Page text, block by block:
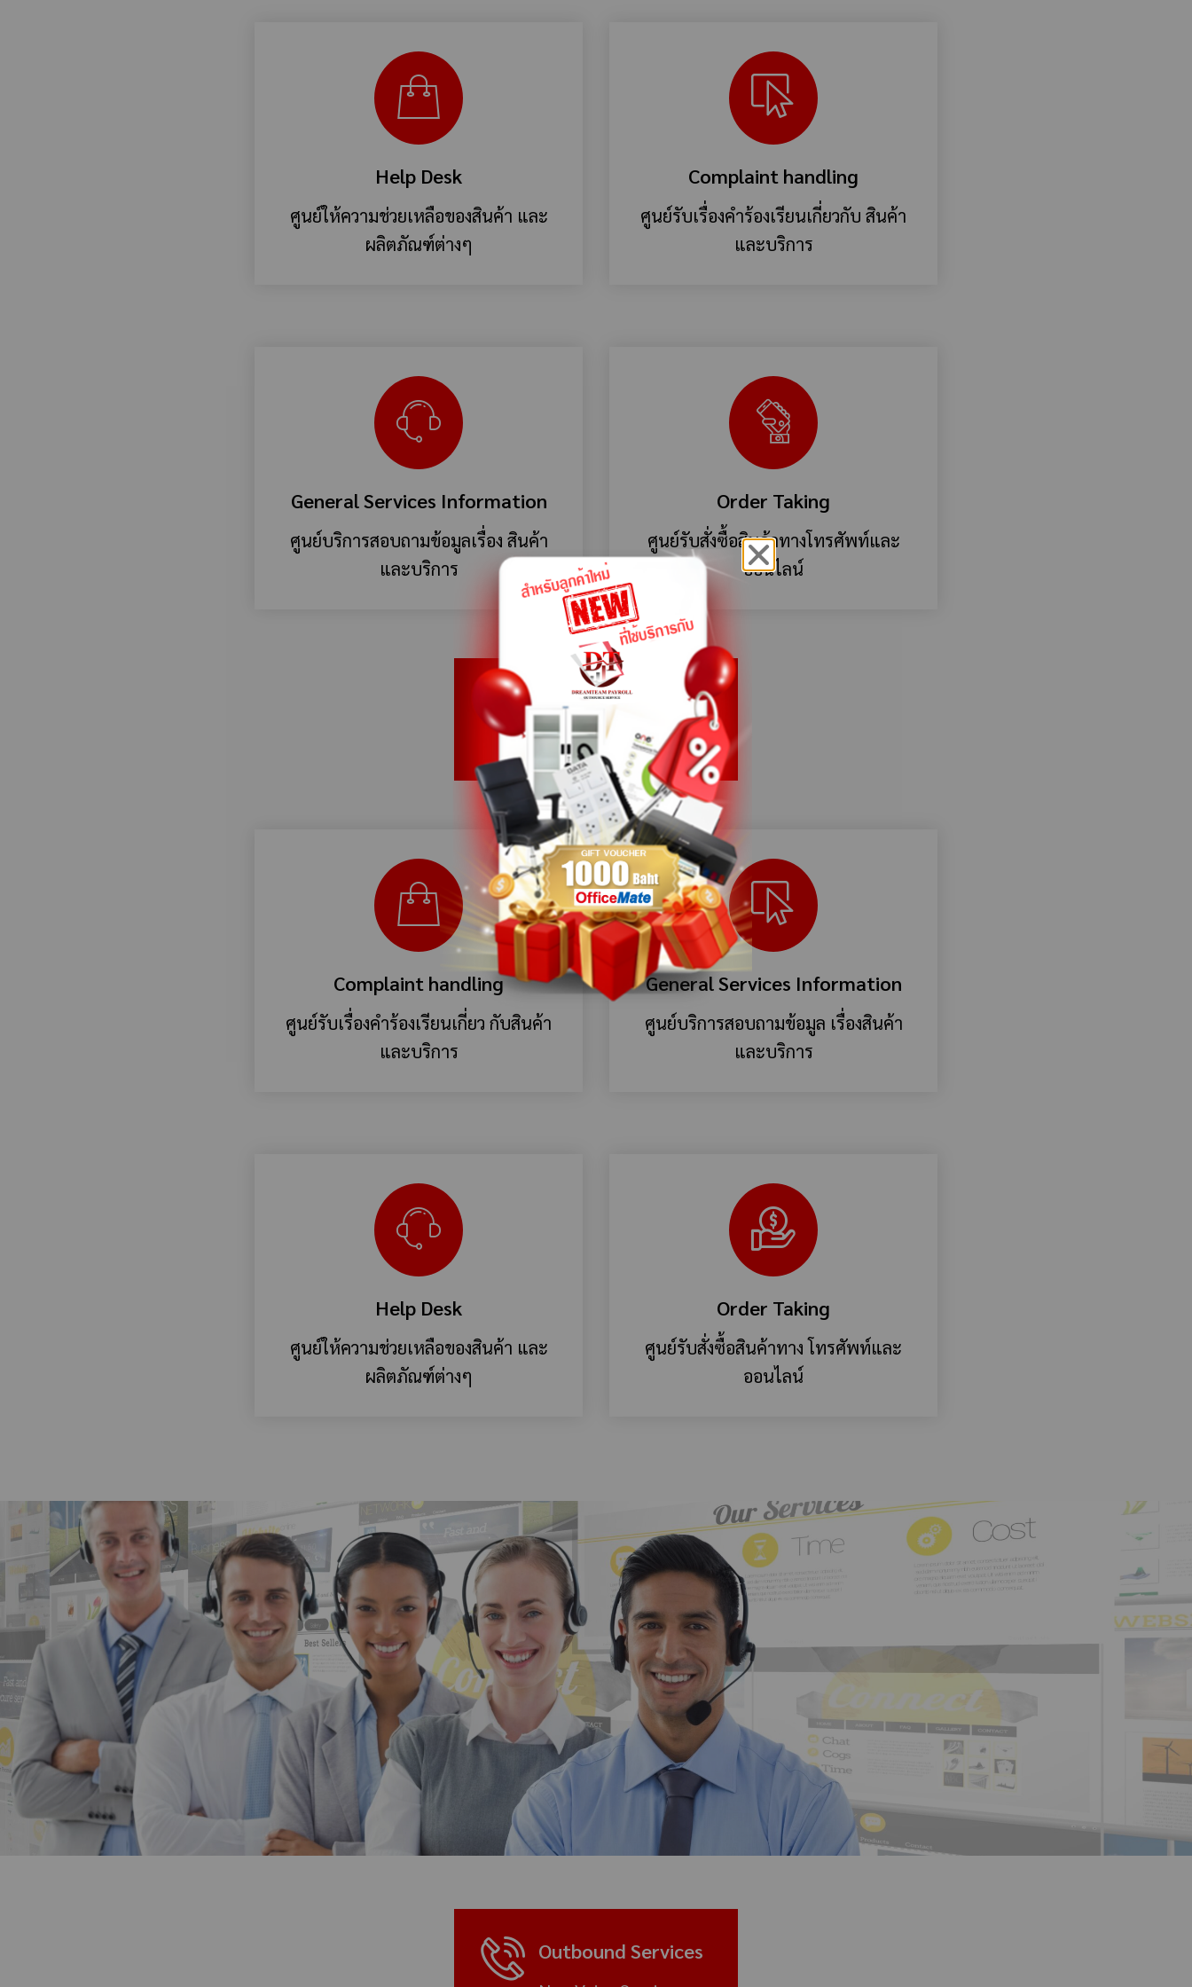
Help Desk
ศูนย์ให้ความช่วยเหลือของสินค้า และ
ผลิตภัณฑ์ต่างๆ
Complaint handling
ศูนย์รับเรื่องคำร้องเรียนเกี่ยวกับ สินค้า
และบริการ
General Services Information
ศูนย์บริการสอบถามข้อมูลเรื่อง สินค้า
และบริการ
Order Taking
ศูนย์รับสั่งซื้อสินค้าทางโทรศัพท์และ
ออนไลน์
Outbound Services
บริการโทรเข้า
Complaint handling
ศูนย์รับเรื่องคำร้องเรียนเกี่ยว กับสินค้า
และบริการ
General Services Information
ศูนย์บริการสอบถามข้อมูล เรื่องสินค้า
และบริการ
Help Desk
ศูนย์ให้ความช่วยเหลือของสินค้า และ
ผลิตภัณฑ์ต่างๆ
Order Taking
ศูนย์รับสั่งซื้อสินค้าทาง โทรศัพท์และ
ออนไลน์
Outbound Services